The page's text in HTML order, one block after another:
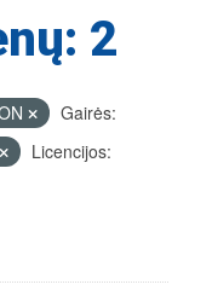
2
Gairės:
Licencijos: